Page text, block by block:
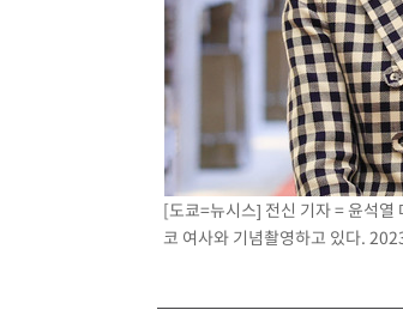
[도쿄=뉴시스] 전신 기자 = 윤석열
코 여사와 기념촬영하고 있다.